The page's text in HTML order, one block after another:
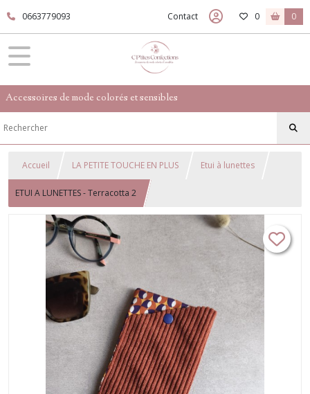
0663779093 Contact 0 0
Accessoires de mode colorés et sensibles
Accueil LA PETITE TOUCHE EN PLUS Etui à lunettes
ETUI A LUNETTES - Terracotta 2